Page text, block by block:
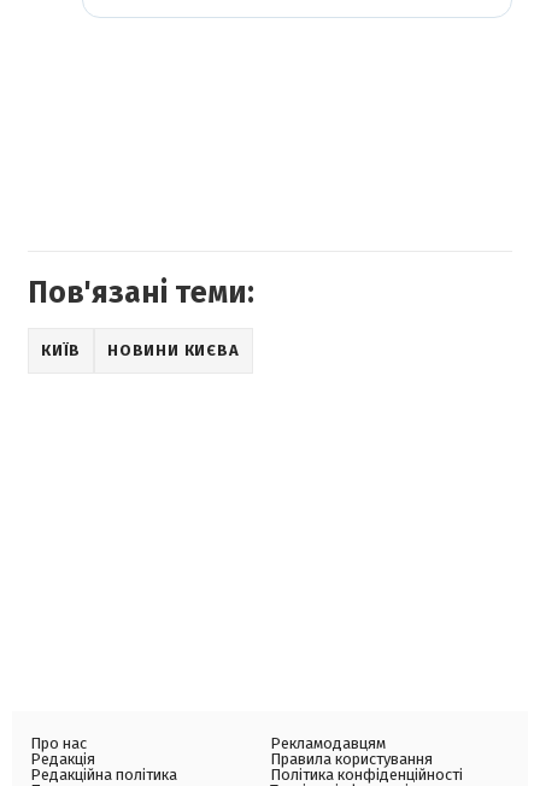
Пов'язані теми:
КИЇВ НОВИНИ КИЄВА
Про нас
Редакція
Редакційна політика
Рекламодавцям
Правила користування
Політика конфіденційності